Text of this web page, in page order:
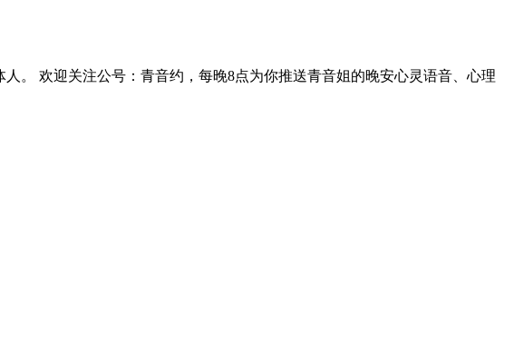
。 欢迎关注公号：青音约，每晚8点为你推送青音姐的晚安心灵语音、心理